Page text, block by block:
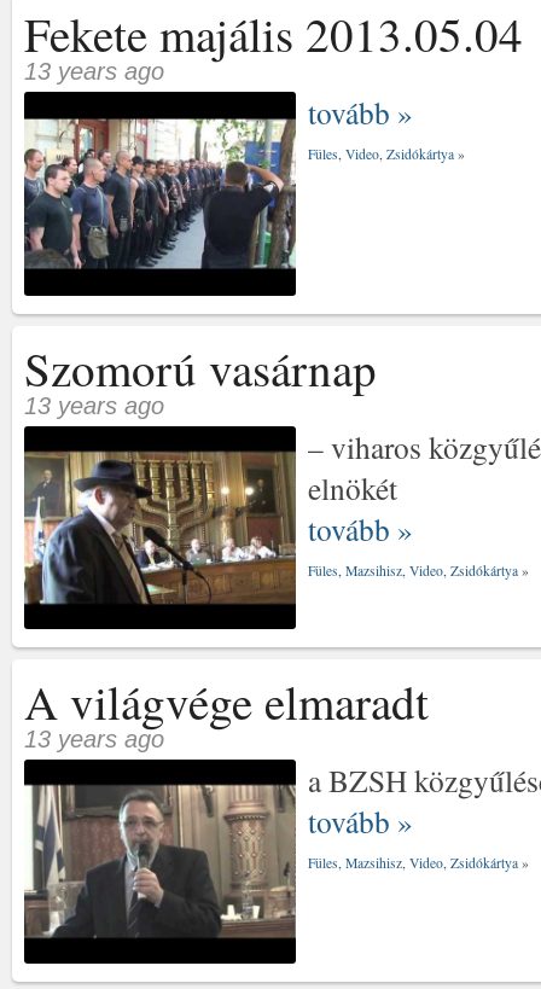
Fekete majális 2013.05.04
13 years ago
tovább »
Füles Video Zsidókártya »
Szomorú vasárnap
13 years ago
– viharos
elnökét
tovább »
Füles Mazsihisz Video Zsidókártya »
A világvége elmaradt
13 years ago
a BZSH
tovább »
Füles, Mazsihisz, Video, Zsidókártya »